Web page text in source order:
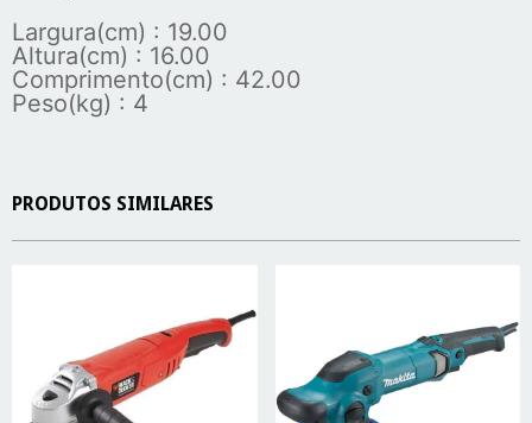
Largura(cm) : 19.00
Altura(cm) : 16.00
Comprimento(cm) : 42.00
Peso(kg) : 4
PRODUTOS SIMILARES